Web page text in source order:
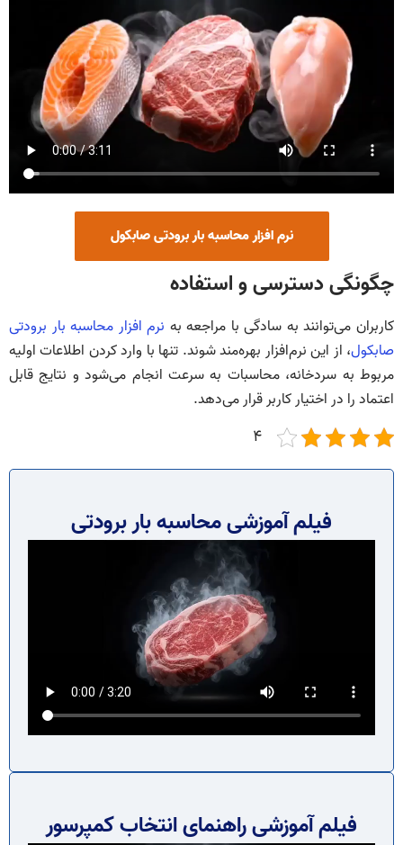
نرم افزار محاسبه بار برودتی صابکول
چگونگی دسترسی و استفاده
کاربران می‌توانند به سادگی با مراجعه به نرم افزار محاسبه بار برودتی
صابکول، از این نرم‌افزار بهره‌مند شوند. تنها با وارد کردن اطلاعات اولیه
مربوط به سردخانه، محاسبات به سرعت انجام می‌شود و نتایج قابل
اعتماد را در اختیار کاربر قرار می‌دهد.
4
فیلم آموزشی محاسبه بار برودتی
فیلم آموزشی راهنمای انتخاب کمپرسور